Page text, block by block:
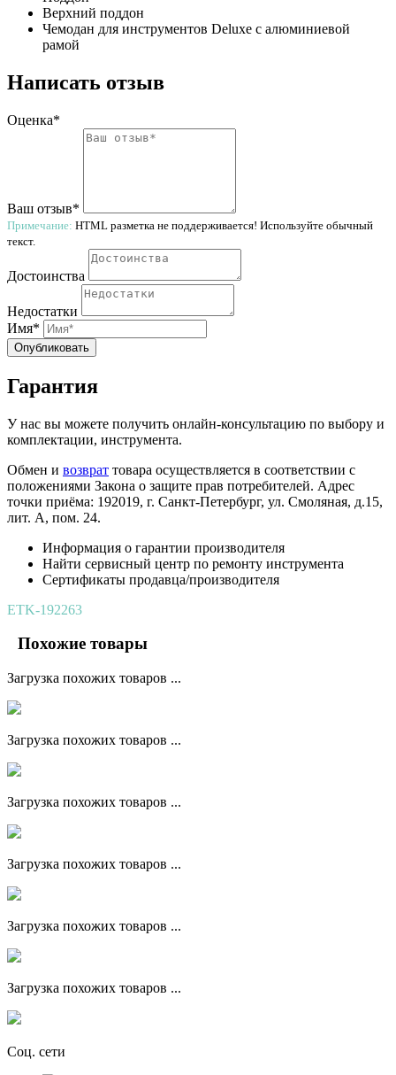
Верхний поддон
Чемодан для инструментов Deluxe с алюминиевой
рамой
Написать отзыв
Оценка*
Ваш отзыв*
Примечание: HTML разметка не поддерживается! Используйте обычный
текст.
Достоинства
Недостатки
Имя*
Опубликовать
Гарантия
У нас вы можете получить онлайн-консультацию по выбору и
комплектации, инструмента.
Обмен и возврат товара осуществляется в соответствии с
положениями Закона о защите прав потребителей. Адрес
точки приёма: 192019, г. Санкт-Петербург, ул. Смоляная, д.15,
лит. А, пом. 24.
Информация о гарантии производителя
Найти сервисный центр по ремонту инструмента
Сертификаты продавца/производителя
ETK-192263
Похожие товары
Загрузка похожих товаров ...
Загрузка похожих товаров ...
Загрузка похожих товаров ...
Загрузка похожих товаров ...
Загрузка похожих товаров ...
Загрузка похожих товаров ...
Соц. сети